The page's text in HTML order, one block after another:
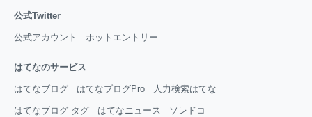
公式Twitter
公式アカウント ホットエントリー
はてなのサービス
はてなブログ はてなブログPro 人力検索はてな
はてなブログ タグ はてなニュース ソレドコ